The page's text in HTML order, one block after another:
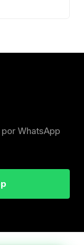
WhatsApp